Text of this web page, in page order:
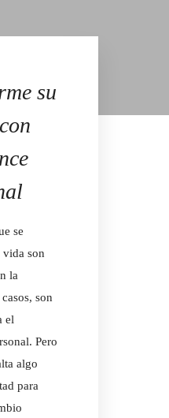
su
se
vida son
la
son
el
Pero
algo
para